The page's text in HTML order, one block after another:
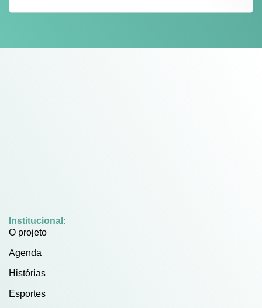
Institucional:
O projeto
Agenda
Histórias
Esportes